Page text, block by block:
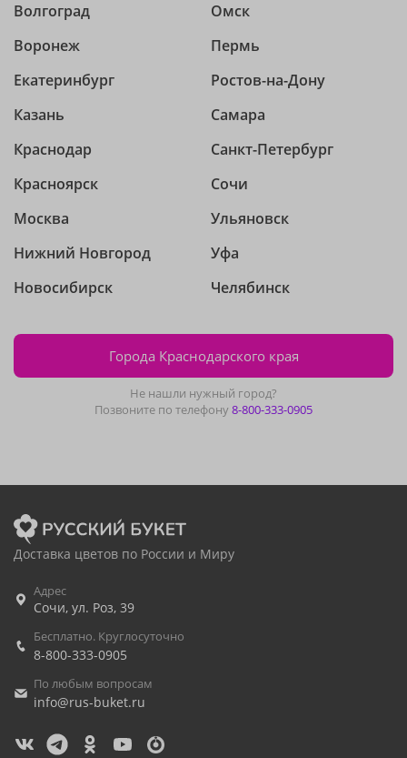
Волгоград
Воронеж
Екатеринбург
Казань
Краснодар
Красноярск
Москва
Нижний Новгород
Новосибирск
Омск
Пермь
Ростов-на-Дону
Самара
Санкт-Петербург
Сочи
Ульяновск
Уфа
Челябинск
Города Краснодарского края
Не нашли нужный город?
Позвоните по телефону8-800-333-0905
Доставка цветов по России и Миру
Адрес
Сочи, ул. Роз, 39
Бесплатно. Круглосуточно
8-800-333-0905
По любым вопросам
info@rus-buket.ru